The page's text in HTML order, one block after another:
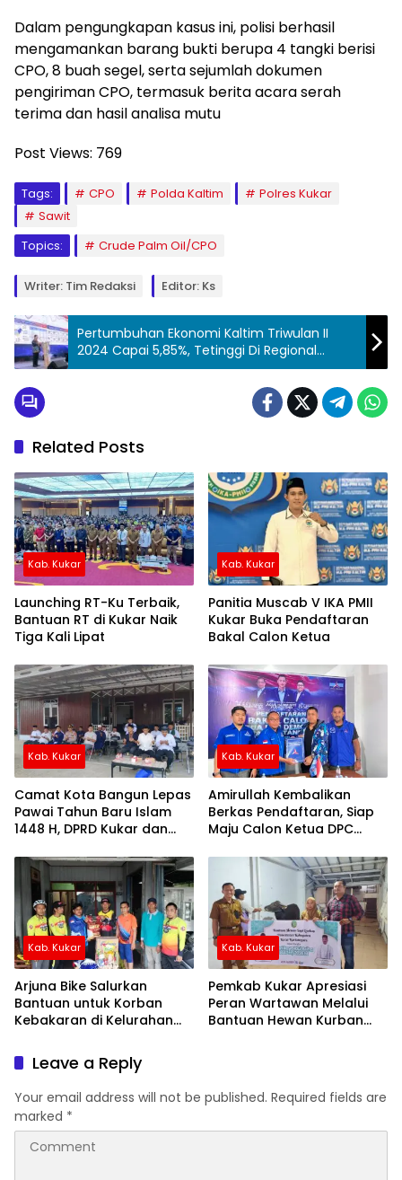
Dalam pengungkapan kasus ini, polisi berhasil
mengamankan barang bukti berupa 4 tangki berisi
CPO, 8 buah segel, serta sejumlah dokumen
pengiriman CPO, termasuk berita acara serah
terima dan hasil analisa mutu
Post Views: 769
Tags: CPO Polda Kaltim
Polres Kukar
Sawit
Topics:
Crude Palm Oil/CPO
Writer: Tim Redaksi Editor: Ks
Pertumbuhan Ekonomi Kaltim Triwulan II
2024 Capai 5,85%, Tetinggi Di Regional
Kalimantan
Related Posts
Kab. Kukar
Launching RT-Ku Terbaik,
Bantuan RT di Kukar Naik
Tiga Kali Lipat
Kab. Kukar
Panitia Muscab V IKA PMII
Kukar Buka Pendaftaran
Bakal Calon Ketua
Kab. Kukar
Camat Kota Bangun Lepas
Pawai Tahun Baru Islam
1448 H, DPRD Kukar dan
Kab. Kukar
Amirullah Kembalikan
Berkas Pendaftaran, Siap
Maju Calon Ketua DPC
Kab. Kukar
Arjuna Bike Salurkan
Bantuan untuk Korban
Kebakaran di Kelurahan
Kab. Kukar
Pemkab Kukar Apresiasi
Peran Wartawan Melalui
Bantuan Hewan Kurban
Leave a Reply
Your email address will not be published. Required fields are
marked *